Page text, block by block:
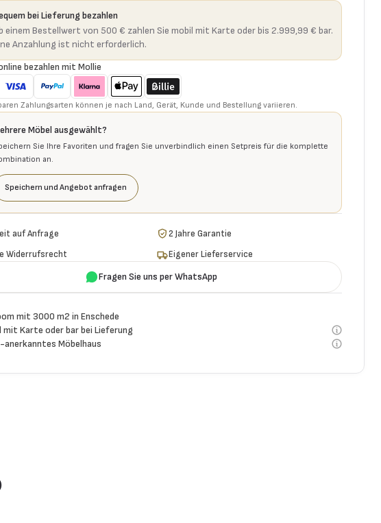
bei Lieferung bezahlen
einem Bestellwert von 500 € zahlen Sie mobil mit Karte oder bis 2.999,99 € bar.
Anzahlung ist nicht erforderlich.
bezahlen mit Mollie
Zahlungsarten können je nach Land, Gerät, Kunde und Bestellung variieren.
Möbel ausgewählt?
Sie Ihre Favoriten und fragen Sie unverbindlich einen Setpreis für die komplette
an.
Speichern und Angebot anfragen
auf Anfrage
2 Jahre Garantie
Widerrufsrecht
Eigener Lieferservice
Fragen Sie uns per WhatsApp
mit 3000 m2 in Enschede
mit Karte oder bar bei Lieferung
anerkanntes Möbelhaus